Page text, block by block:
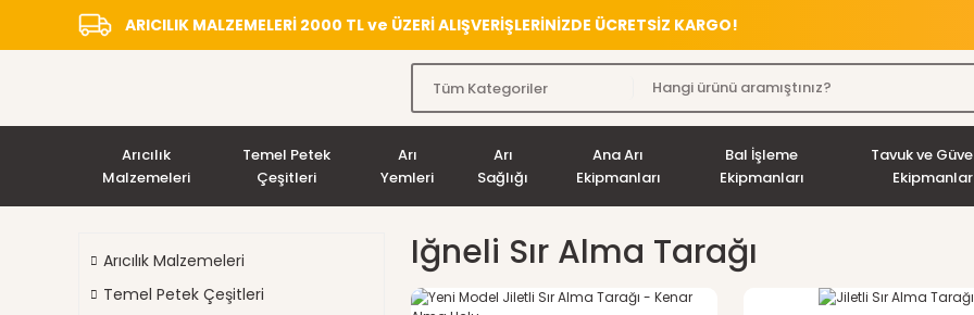
ARICILIK MALZEMELERİ 2000 TL ve ÜZERİ ALIŞVERİŞLERİNİZDE ÜCRETSİZ KARGO!
Arıcılık
Malzemeleri
Temel Petek
Çeşitleri
Arı
Yemleri
Arı
Sağlığı
Ana Arı
Ekipmanları
Bal İşleme
Ekipmanları
Tavuk ve
Arıcılık Malzemeleri
Temel Petek Çeşitleri
Iğneli Sır Alma Tarağı